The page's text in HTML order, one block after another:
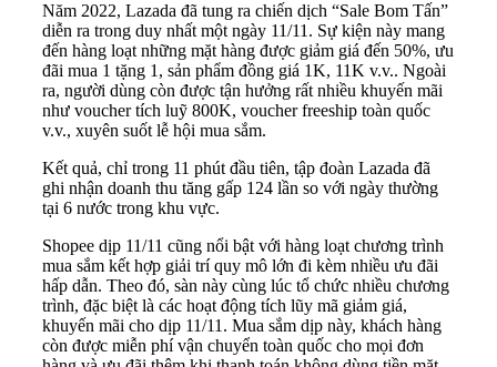
Năm 2022, Lazada đã tung ra chiến dịch “Sale Bom Tấn”
diễn ra trong duy nhất một ngày 11/11. Sự kiện này mang
đến hàng loạt những mặt hàng được giảm giá đến 50%, ưu
đãi mua 1 tặng 1, sản phẩm đồng giá 1K, 11K v.v.. Ngoài
ra, người dùng còn được tận hưởng rất nhiều khuyến mãi
như voucher tích luỹ 800K, voucher freeship toàn quốc
v.v., xuyên suốt lễ hội mua sắm.
Kết quả, chỉ trong 11 phút đầu tiên, tập đoàn Lazada đã
ghi nhận doanh thu tăng gấp 124 lần so với ngày thường
tại 6 nước trong khu vực.
Shopee dịp 11/11 cũng nổi bật với hàng loạt chương trình
mua sắm kết hợp giải trí quy mô lớn đi kèm nhiều ưu đãi
hấp dẫn. Theo đó, sàn này cùng lúc tổ chức nhiều chương
trình, đặc biệt là các hoạt động tích lũy mã giảm giá,
khuyến mãi cho dịp 11/11. Mua sắm dịp này, khách hàng
còn được miễn phí vận chuyển toàn quốc cho mọi đơn